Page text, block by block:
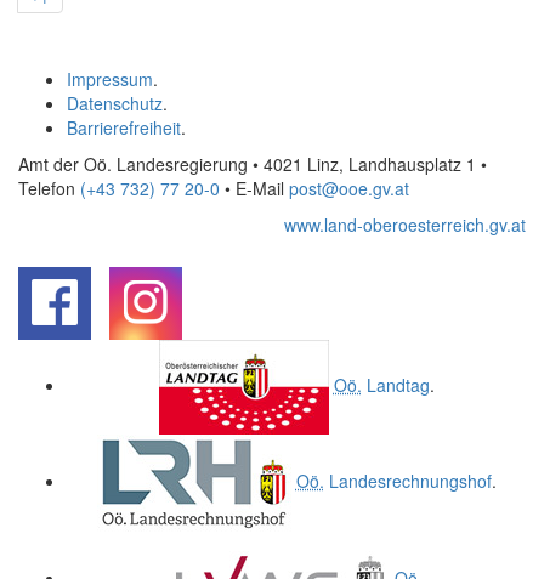
Impressum.
Datenschutz.
Barrierefreiheit.
Amt der Oö. Landesregierung • 4021 Linz, Landhausplatz 1 •
Telefon (+43 732) 77 20-0 • E-Mail post@ooe.gv.at
www.land-oberoesterreich.gv.at
Oö. Landtag.
Oö. Landesrechnungshof.